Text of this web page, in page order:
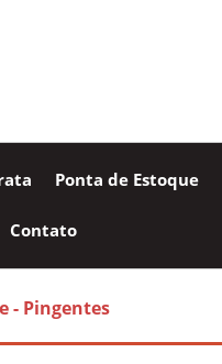
Ponta de Estoque
Contato
- Pingentes